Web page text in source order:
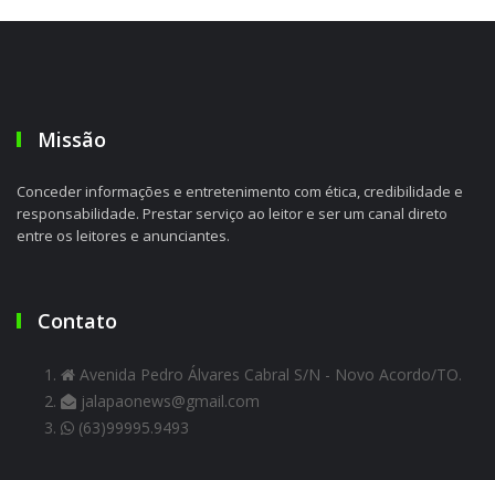
Missão
Conceder informações e entretenimento com ética, credibilidade e
responsabilidade. Prestar serviço ao leitor e ser um canal direto
entre os leitores e anunciantes.
Contato
Avenida Pedro Álvares Cabral S/N - Novo Acordo/TO.
jalapaonews@gmail.com
(63)99995.9493